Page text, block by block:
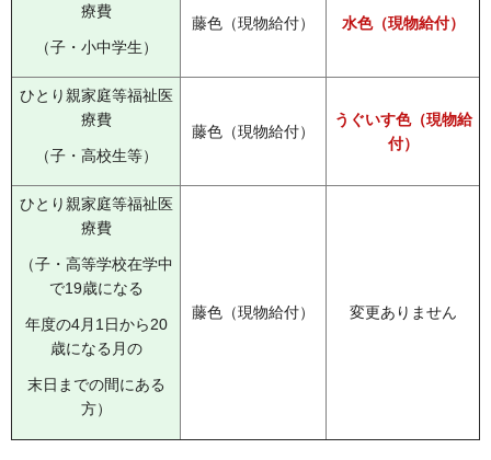
療費
（子・小中学生）
藤色（現物給付） 水色（現物給付）
ひとり親家庭等福祉医
療費
（子・高校生等）
藤色（現物給付）
うぐいす色（現物給
付）
ひとり親家庭等福祉医
療費
（子・高等学校在学中
で19歳になる
年度の4月1日から20
歳になる月の
末日までの間にある
方）
藤色（現物給付） 変更ありません